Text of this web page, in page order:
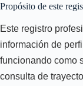
Propósito de este
Este registro
información de
funcionando como
consulta de